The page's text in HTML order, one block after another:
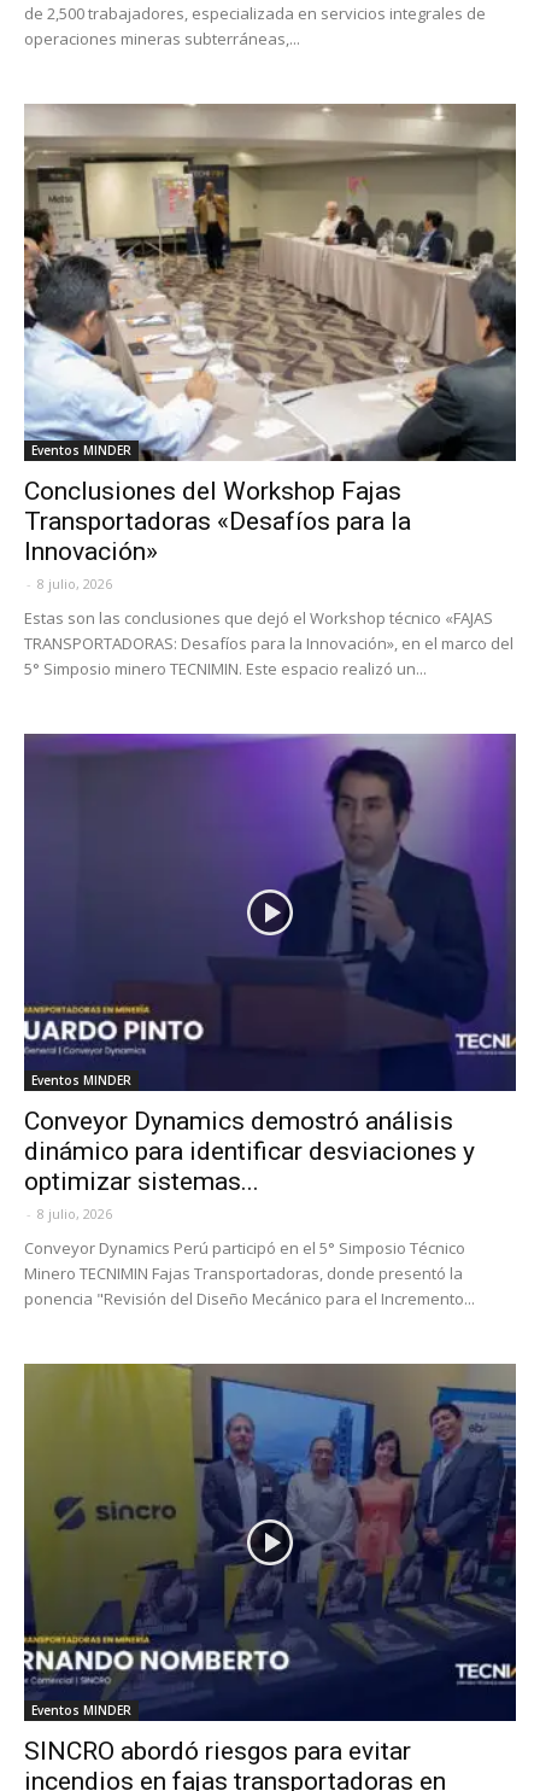
de 2,500 trabajadores, especializada en servicios integrales de
operaciones mineras subterráneas,...
Eventos MINDER
Conclusiones del Workshop Fajas
Transportadoras «Desafíos para la
Innovación»
- 8 julio, 2026
Estas son las conclusiones que dejó el Workshop técnico «FAJAS
TRANSPORTADORAS: Desafíos para la Innovación», en el marco del
5° Simposio minero TECNIMIN. Este espacio realizó un...
Eventos MINDER
Conveyor Dynamics demostró análisis
dinámico para identificar desviaciones y
optimizar sistemas...
- 8 julio, 2026
Conveyor Dynamics Perú participó en el 5° Simposio Técnico
Minero TECNIMIN Fajas Transportadoras, donde presentó la
ponencia "Revisión del Diseño Mecánico para el Incremento...
Eventos MINDER
SINCRO abordó riesgos para evitar
incendios en fajas transportadoras en